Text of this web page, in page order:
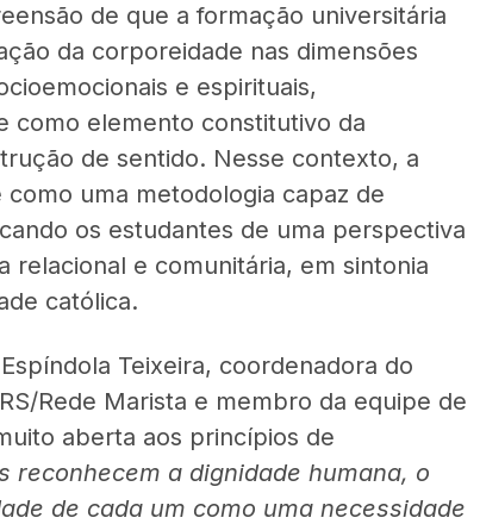
de que a formação universitária
da corporeidade nas dimensões
e espirituais,
como elemento constitutivo da
de sentido. Nesse contexto, a
uma metodologia capaz de
os estudantes de uma perspectiva
relacional e comunitária, em sintonia
católica.
Teixeira, coordenadora do
Rede Marista e membro da equipe de
aberta aos princípios de
reconhecem a dignidade humana, o
de cada um como uma necessidade